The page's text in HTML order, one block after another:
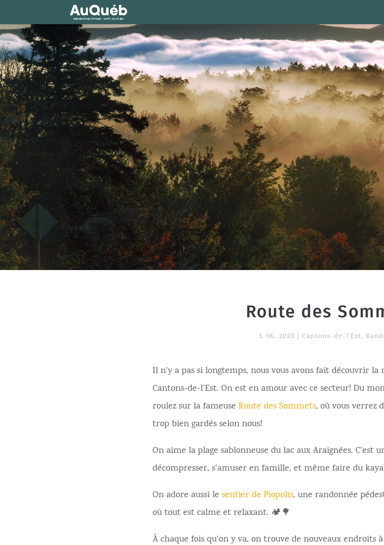
Route des
3. 06. 2020 Cantons-de-l'Est,
Il n’y a pas si longtemps, nous vous avons fait découvrir la
Cantons-de-l’Est. On est en amour avec ce secteur! Du
roulez sur la fameuseRoute des Sommets, où vous verrez
trop bien gardés selon nous!
On aime la plage sablonneuse du lac aux Araignées. C’est
décompresser, s’amuser en famille, et même faire du
On adore aussi lesentier de Piopolis, une randonnée
où tout est calme et relaxant. 🏕🌳
À chaque fois qu’on y va, on trouve de nouveaux endroits